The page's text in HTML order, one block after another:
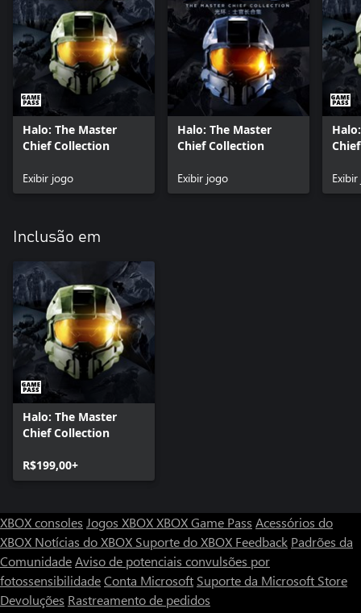
Halo: The Master
Chief Collection
Exibir jogo
Halo: The Master
Chief Collection
Exibir jogo
Inclusão em
Halo: The Master
Chief Collection
R$199,00+
XBOX consoles Jogos XBOXXBOX Game Pass Acessórios do
XBOX Notícias do XBOX Suporte do XBOX Feedback Padrões da
ComunidadeAviso de potenciais convulsões por
fotossensibilidadeConta Microsoft Suporte da Microsoft Store
Devoluções Rastreamento de pedidos